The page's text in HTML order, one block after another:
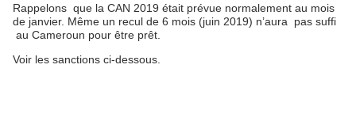
Rappelons que la CAN 2019 était prévue normalement au mois
de janvier. Même un recul de 6 mois (juin 2019) n’aura pas suffi
au Cameroun pour être prêt.
Voir les sanctions ci-dessous.